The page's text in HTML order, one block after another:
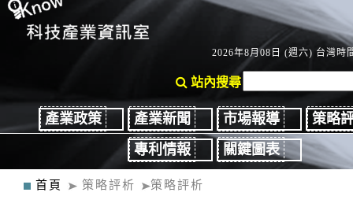
2026年8月08日 (週六) 台灣時
站內搜尋
產業政策 產業新聞 市場報導
策略
專利情報
關鍵圖表
首頁 策略評析 策略評析